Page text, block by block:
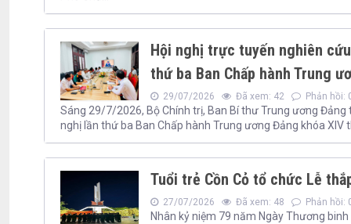
Hội nghị trực tuyến nghiên
thứ ba Ban Chấp hành Trung
29/07/2026 Đã xem: 42 Phản hồi:
Sáng 29/7/2026, Bộ Chính trị, Ban Bí thư Trung ương
nghị lần thứ ba Ban Chấp hành Trung ương Đảng khóa
Tuổi trẻ Cồn Cỏ tổ chức Lễ
27/07/2026 Đã xem: 48 Phản hồi:
Nhân kỷ niệm 79 năm Ngày Thương